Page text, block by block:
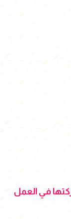
في العمل